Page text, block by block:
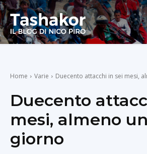
Home Varie Duecento attacchi in sei mesi,
Duecento
mesi, almeno
giorno